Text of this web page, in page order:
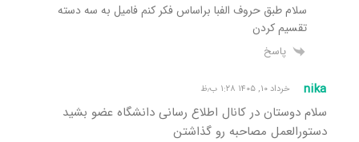
سلام طبق حروف الفبا براساس فکر کنم فامیل به سه دسته
تقسیم کردن
پاسخ
nika خرداد ۱۰, ۱۴۰۵ ۱:۲۸ ب٫ظ
سلام دوستان در کانال اطلاع رسانی دانشگاه عضو بشید
دستورالعمل مصاحبه رو گذاشتن